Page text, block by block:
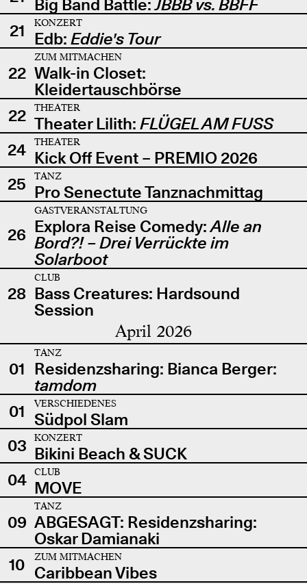
Big Band Battle:JBBB vs. BBFF
21
KONZERT
Edb: Eddie's Tour
22
ZUM MITMACHEN
Walk-in Closet:
Kleidertauschbörse
22
THEATER
Theater Lilith: FLÜGEL AM FUSS
24
THEATER
Kick Off Event – PREMIO 2026
25
TANZ
Pro Senectute Tanznachmittag
26
GASTVERANSTALTUNG
Explora Reise Comedy:Alle an
Bord?! – Drei Verrückte im
Solarboot
28
CLUB
Bass Creatures: Hardsound
Session
April 2026
01
TANZ
Residenzsharing: Bianca Berger:
tamdom
01
VERSCHIEDENES
Südpol Slam
03
KONZERT
Bikini Beach & SUCK
04
CLUB
MOVE
09
TANZ
ABGESAGT: Residenzsharing:
Oskar Damianaki
10
ZUM MITMACHEN
Caribbean Vibes